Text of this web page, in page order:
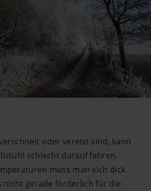
oder vereist sind, kann
schlecht darauf fahren.
muss man sich dick
nicht gerade förderlich für die